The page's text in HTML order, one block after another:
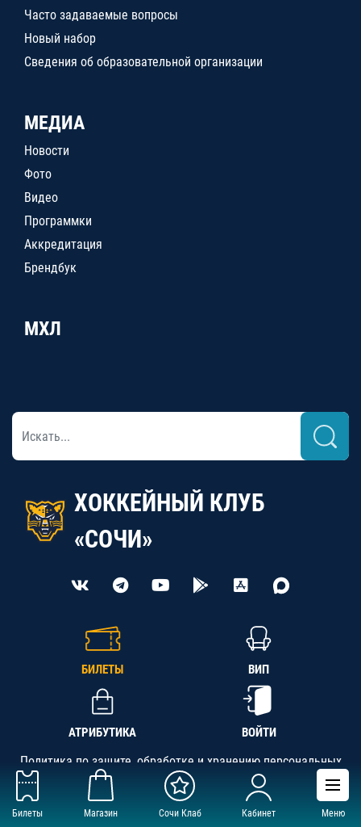
Билеты Магазин Сочи Клаб Кабинет Меню
Часто задаваемые вопросы
Новый набор
Сведения об образовательной организации
МЕДИА
Новости
Фото
Видео
Программки
Аккредитация
Брендбук
МХЛ
ХОККЕЙНЫЙ КЛУБ
«СОЧИ»
БИЛЕТЫ ВИП
АТРИБУТИКА ВОЙТИ
Политика по защите, обработке и хранению персональных
данных
АНО «СК «Кубань-Регион», ОГРН 1142300002349,